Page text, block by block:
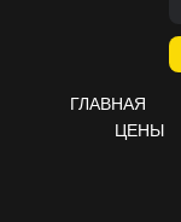
ГЛАВНАЯ
ЦЕНЫ